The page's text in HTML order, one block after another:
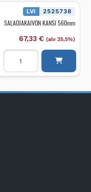
LVI 2525738
SALAOJAKAIVON KANSI 560mm
67,33 € (alv 25,5%)
SALAOJAKAIVON
KANSI
määrä